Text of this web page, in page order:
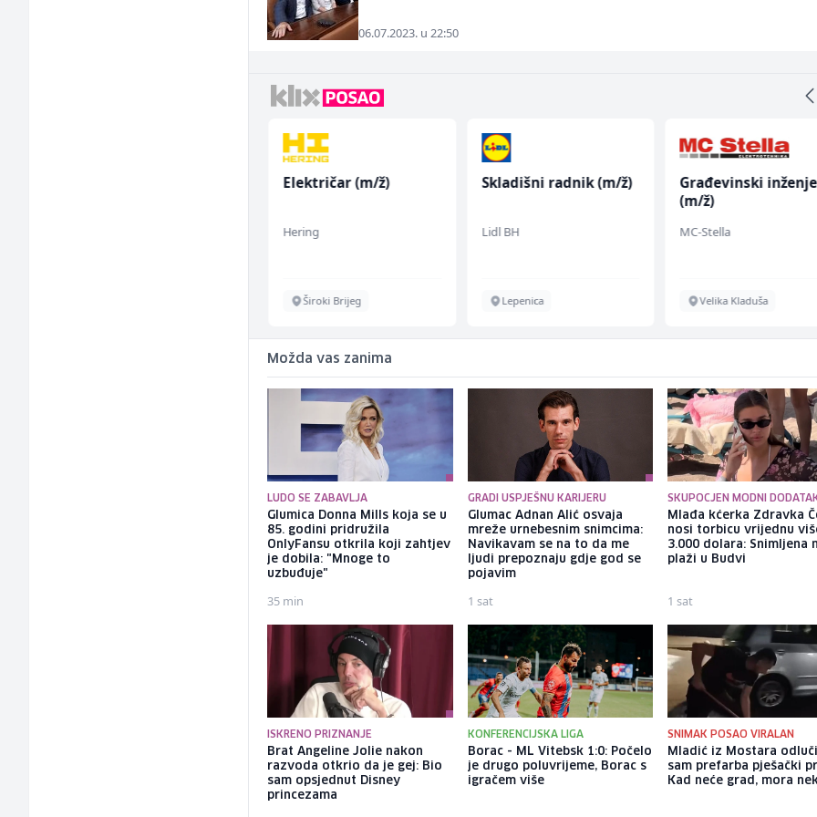
06.07.2023. u 22:50
Električar (m/ž)
Hering
Široki Brijeg
Skladišni radnik (m/ž)
Lidl BH
Lepenica
Građevinski
(m/ž)
MC-Stella
Velika Kladuša
Možda vas zanima
LUDO SE ZABAVLJA
Glumica Donna Mills koja se u
85. godini pridružila
OnlyFansu otkrila koji zahtjev
je dobila: "Mnoge to
uzbuđuje"
35 min
GRADI USPJEŠNU KARIJERU
Glumac Adnan Alić osvaja
mreže urnebesnim snimcima:
Navikavam se na to da me
ljudi prepoznaju gdje god se
pojavim
1 sat
SKUPOCJEN MODNI
Mlađa kćerka Zdravka
nosi torbicu vrijednu
3.000 dolara: Snimljena
plaži u Budvi
1 sat
ISKRENO PRIZNANJE
Brat Angeline Jolie nakon
razvoda otkrio da je gej: Bio
sam opsjednut Disney
princezama
KONFERENCIJSKA LIGA
Borac - ML Vitebsk 1:0: Počelo
je drugo poluvrijeme, Borac s
igračem više
SNIMAK POSAO VIRALAN
Mladić iz Mostara
sam prefarba pješački
Kad neće grad, mora